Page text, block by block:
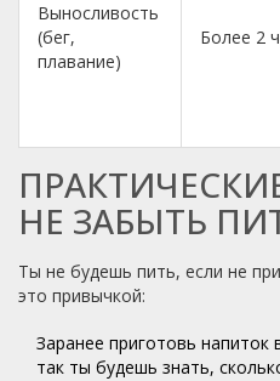
Выносливость
(бег,
плавание)
Более 2
НЕ ЗАБЫТЬ
Ты не будешь пить, если не
это привычкой:
Заранее приготовь
так ты будешь знать,